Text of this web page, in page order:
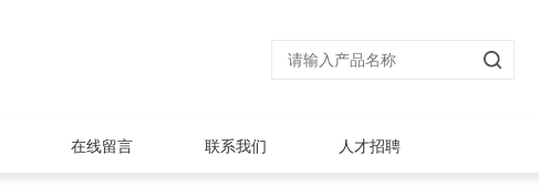
在线留言 联系我们 人才招聘